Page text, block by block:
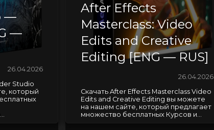
—
—
26.04.2026
Studio
который
After Effects
Masterclass: Video
Edits and Creative
Editing [ENG — RUS]
26.04.2026
Скачать After Effects Masterclass Video
Edits and Creative Editing вы можете
на нашем сайте, который предлагает
множество бесплатных Курсов и...